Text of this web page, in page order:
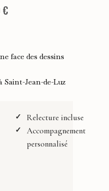
€
85,00 €
à
face des dessins
Saint-Jean-de-Luz
Relecture incluse
Accompagnement
personnalisé